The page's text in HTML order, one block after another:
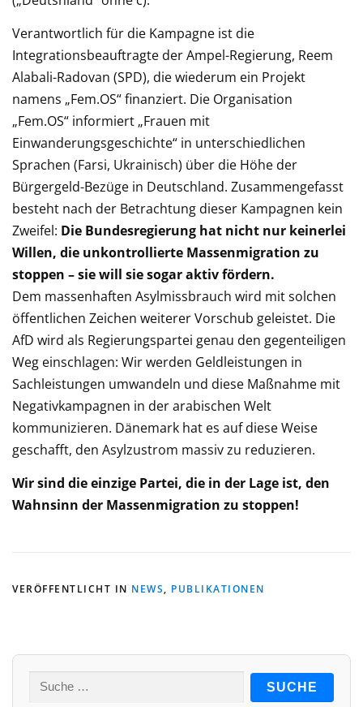
Verantwortlich für die Kampagne ist die
Integrationsbeauftragte der Ampel-Regierung, Reem
Alabali-Radovan (SPD), die wiederum ein Projekt
namens „Fem.OS“ finanziert. Die Organisation
„Fem.OS“ informiert „Frauen mit
Einwanderungsgeschichte“ in unterschiedlichen
Sprachen (Farsi, Ukrainisch) über die Höhe der
Bürgergeld-Bezüge in Deutschland. Zusammengefasst
besteht nach der Betrachtung dieser Kampagnen kein
Zweifel: Die Bundesregierung hat nicht nur keinerlei
Willen, die unkontrollierte Massenmigration zu
stoppen – sie will sie sogar aktiv fördern.
Dem massenhaften Asylmissbrauch wird mit solchen
öffentlichen Zeichen weiterer Vorschub geleistet. Die
AfD wird als Regierungspartei genau den gegenteiligen
Weg einschlagen: Wir werden Geldleistungen in
Sachleistungen umwandeln und diese Maßnahme mit
Negativkampagnen in der arabischen Welt
kommunizieren. Dänemark hat es auf diese Weise
geschafft, den Asylzustrom massiv zu reduzieren.
Wir sind die einzige Partei, die in der Lage ist, den
Wahnsinn der Massenmigration zu stoppen!
VERÖFFENTLICHT IN NEWS, PUBLIKATIONEN
Suche